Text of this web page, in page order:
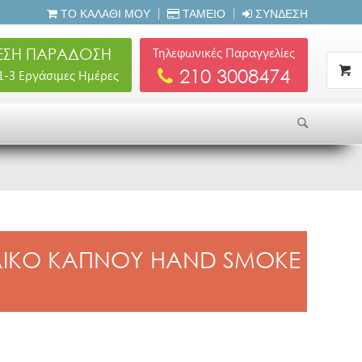
ΤΟ ΚΑΛΆΘΙ ΜΟΥ ΤΑΜΕΊΟ ΣΎΝΔΕΣΗ
Τηλεφωνικές Παραγγελίες
210 3008474
ΠΑΡΑΔΟΣΗ
3 Εργάσιμες Ημέρες
ΚΑΠΝΟΥ HAND SMOKE